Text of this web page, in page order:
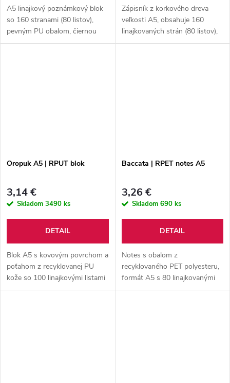
A5 linajkový poznámkový blok
so 160 stranami (80 listov),
pevným PU obalom, čiernou
záložkou a s gumičkou na
Zápisník z korkového dreva
veľkosti A5, obsahuje 160
linajkovaných strán (80 listov),
záložku a gumičku na uzavretie.
Oropuk A5 | RPUT blok
3,14 €
Skladom 3490 ks
DETAIL
Blok A5 s kovovým povrchom a
poťahom z recyklovanej PU
kože so 100 linajkovými listami
z recyklovaného papiera. S
Baccata | RPET notes A5
3,26 €
Skladom 690 ks
DETAIL
Notes s obalom z
recyklovaného PET polyesteru,
formát A5 s 80 linajkovanými
listami, záložkou a gumeným